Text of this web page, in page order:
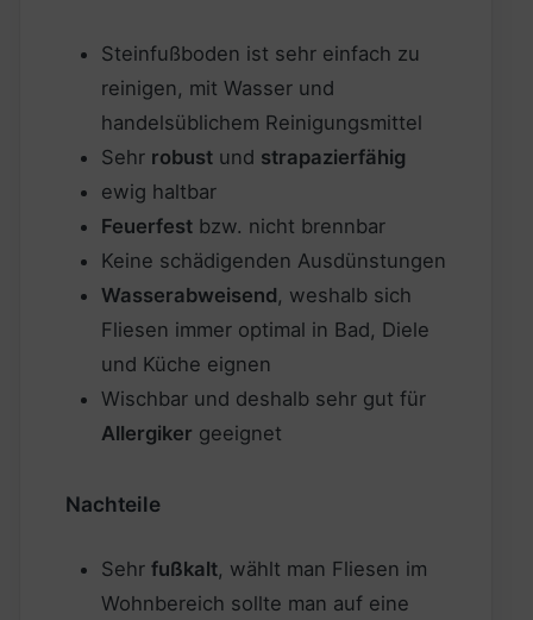
Steinfußboden ist sehr einfach zu
reinigen, mit Wasser und
handelsüblichem Reinigungsmittel
Sehr robust und strapazierfähig
ewig haltbar
Feuerfest bzw. nicht brennbar
Keine schädigenden Ausdünstungen
Wasserabweisend, weshalb sich
Fliesen immer optimal in Bad, Diele
und Küche eignen
Wischbar und deshalb sehr gut für
Allergiker geeignet
Nachteile
Sehr fußkalt, wählt man Fliesen im
Wohnbereich sollte man auf eine